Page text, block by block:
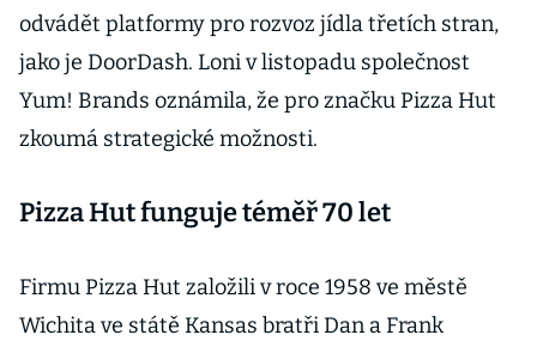
odvádět platformy pro rozvoz jídla třetích stran,
jako je DoorDash. Loni v listopadu společnost
Yum! Brands oznámila, že pro značku Pizza Hut
zkoumá strategické možnosti.
Pizza Hut funguje téměř 70 let
Firmu Pizza Hut založili v roce 1958 ve městě
Wichita ve státě Kansas bratři Dan a Frank